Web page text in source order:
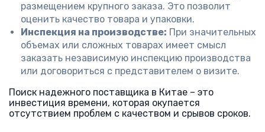
размещением крупного заказа. Это позволит
оценить качество товара и упаковки.
Инспекция на производстве: При значительных
объемах или сложных товарах имеет смысл
заказать независимую инспекцию производства
или договориться с представителем о визите.
Поиск надежного поставщика в Китае – это
инвестиция времени, которая окупается
отсутствием проблем с качеством и срывов сроков.